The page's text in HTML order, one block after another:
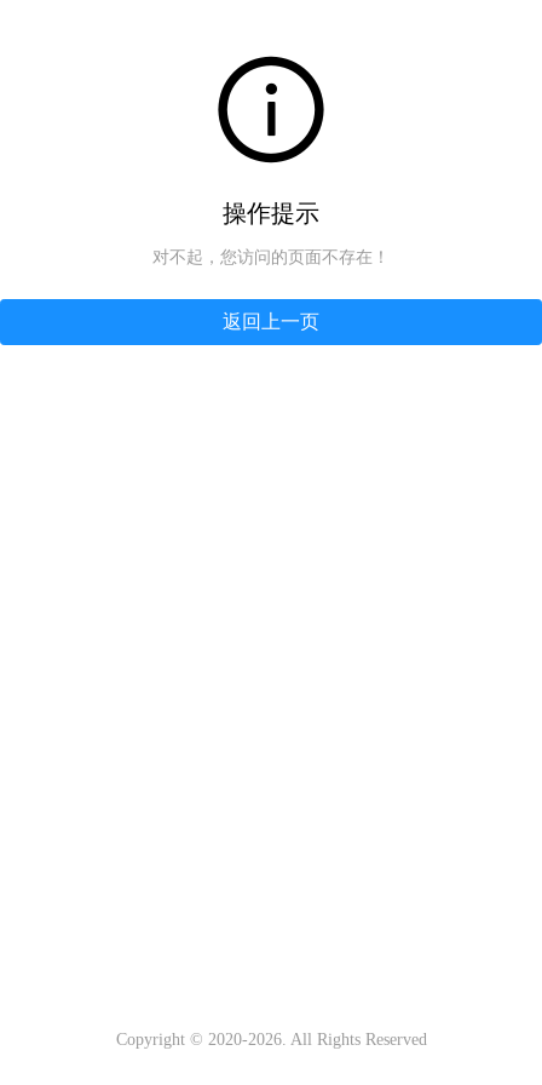
操作提示
对不起，您访问的页面不存在！
返回上一页
Copyright © 2020-2026. All Rights Reserved